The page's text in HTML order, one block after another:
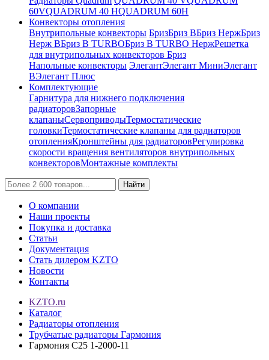
60VQUADRUM 40 HQUADRUM 60H
Конвекторы отопления
Внутрипольные конвекторы БризБриз ВБриз НержБриз
Нерж ВБриз В TURBOБриз В TURBO НержРешетка
для внутрипольных конвекторов Бриз
Напольные конвекторы ЭлегантЭлегант МиниЭлегант
ВЭлегант Плюс
Комплектующие
Гарнитура для нижнего подключения
радиаторовЗапорные
клапаныСервоприводыТермостатические
головкиТермостатические клапаны для радиаторов
отопленияКронштейны для радиаторовРегулировка
скорости вращения вентиляторов внутрипольных
конвекторовМонтажные комплекты
Найти
О компании
Наши проекты
Покупка и доставка
Статьи
Документация
Стать дилером KZTO
Новости
Контакты
KZTO.ru
Каталог
Радиаторы отопления
Трубчатые радиаторы Гармония
Гармония С25 1-2000-11